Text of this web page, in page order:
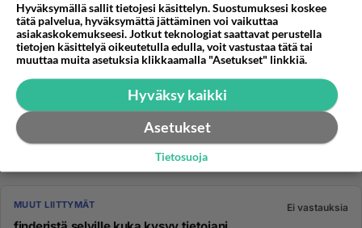
MUUT LIITTYMÄT Ei vastauksia
Hyväksymällä sallit tietojesi käsittelyn. Suostumuksesi koskee
tätä palvelua, hyväksymättä jättäminen voi vaikuttaa
asiakaskokemukseesi. Jotkut teknologiat saattavat perustella
tietojen käsittelyä oikeutetulla edulla, voit vastustaa tätä tai
muuttaa muita asetuksia klikkaamalla "Asetukset" linkkiä.
Hyväksy kaikki
Asetukset
Tietosuoja